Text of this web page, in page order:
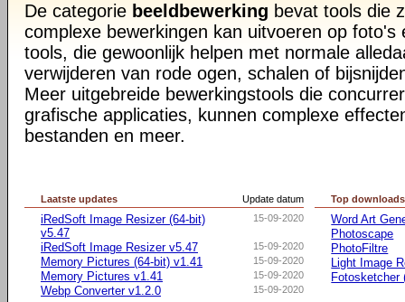
De categorie beeldbewerking bevat tools die
complexe bewerkingen kan uitvoeren op foto's
tools, die gewoonlijk helpen met normale
verwijderen van rode ogen, schalen of
Meer uitgebreide bewerkingstools die
grafische applicaties, kunnen complexe
bestanden en meer.
Update datum
Laatste updates
15-09-2020
iRedSoft Image Resizer (64-bit)
v5.47
15-09-2020
iRedSoft Image Resizer v5.47
15-09-2020
Memory Pictures (64-bit) v1.41
15-09-2020
Memory Pictures v1.41
15-09-2020
Webp Converter v1.2.0
Top downloads
Word Art
Photoscape
PhotoFiltre
Light Image
Fotosketcher